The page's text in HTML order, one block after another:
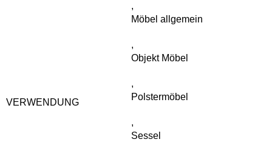
VERWENDUNG
,
Möbel allgemein
,
Objekt Möbel
,
Polstermöbel
,
Sessel